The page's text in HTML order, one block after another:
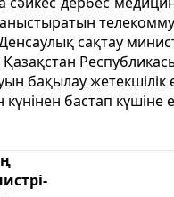
сақтау
бақылау жетекшілік
бастап күшіне